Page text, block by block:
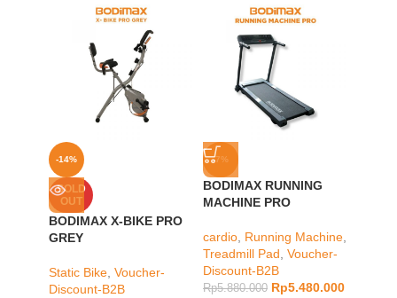
-14%
SOLD
OUT
BODIMAX X-BIKE PRO
GREY
Static Bike Voucher-
Discount-B2B
-7%
BODIMAX RUNNING
MACHINE PRO
cardio Running Machine
Treadmill Pad Voucher-
Discount-B2B
Rp5.880.000 Rp5.480.000